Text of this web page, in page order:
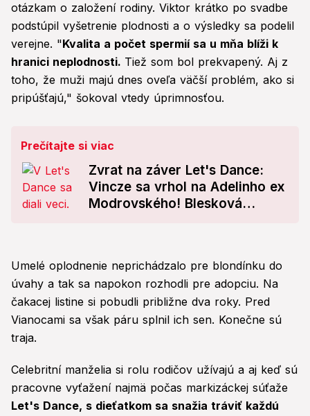
otázkam o založení rodiny. Viktor krátko po svadbe
podstúpil vyšetrenie plodnosti a o výsledky sa podelil
verejne. "Kvalita a počet spermií sa u mňa blíži k
hranici neplodnosti. Tiež som bol prekvapený. Aj z
toho, že muži majú dnes oveľa väčší problém, ako si
pripúšťajú," šokoval vtedy úprimnosťou.
Prečítajte si viac
Zvrat na záver Let's Dance:
Vincze sa vrhol na Adelinho ex
Modrovského! Blesková
Umelé oplodnenie neprichádzalo pre blondínku do
úvahy a tak sa napokon rozhodli pre adopciu. Na
čakacej listine si pobudli približne dva roky. Pred
Vianocami sa však páru splnil ich sen. Konečne sú
traja.
Celebritní manželia si rolu rodičov užívajú a aj keď sú
pracovne vyťažení najmä počas markizáckej súťaže
Let's Dance, s dieťatkom sa snažia tráviť každú